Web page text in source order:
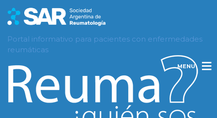
Portal informativo para pacientes con enfermedades
reumáticas
MENU